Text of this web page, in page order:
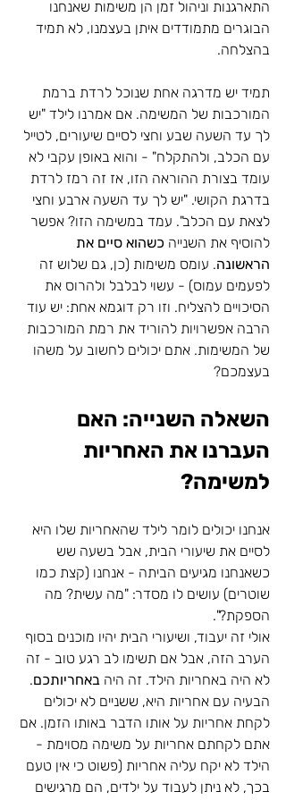
התארגנות וניהול זמן הן משימות שאנחנו
הבוגרים מתמודדים איתן בעצמנו, לא תמיד
בהצלחה.
תמיד יש מדרגה אחת שנוכל לרדת ברמת
המורכבות של המשימה. אם אמרנו לילד "יש
לך עד השעה שבע וחצי לסיים שיעורים, לטייל
עם הכלב, ולהתקלח" - והוא באופן עקבי לא
עומד בצורת ההוראה הזו, אז זה רמז לרדת
בדרגת הקושי. "יש לך עד השעה ארבע וחצי
לצאת עם הכלב". עמד במשימה הזו? אפשר
להוסיף את השנייה כשהוא סיים את
הראשונה. עומס משימות (כן, גם שלוש זה
לפעמים עמוס) - עשוי לבלבל ולהרוס את
הסיכויים להצליח. וזו רק דוגמא אחת: יש עוד
הרבה אפשרויות להוריד את רמת המורכבות
של המשימות. אתם יכולים לחשוב על משהו
בעצמכם?
השאלה השנייה: האם
העברנו את האחריות
למשימה?
אנחנו יכולים לומר לילד שהאחריות שלו היא
לסיים את שיעורי הבית, אבל בשעה שש
כשאנחנו מגיעים הביתה - אנחנו (קצת כמו
שוטרים) עושים לו מסדר: "מה עשית? מה
הספקת?".
אולי זה יעבוד, ושיעורי הבית יהיו מוכנים בסוף
הערב הזה, אבל אם תשימו לב רגע טוב - זה
לא היה באחריות הילד. זה היה באחריותכם.
הבעיה עם אחריות היא, ששניים לא יכולים
לקחת אחריות על אותו הדבר באותו הזמן. אם
אתם לקחתם אחריות על משימה מסוימת -
הילד לא יקח עליה אחריות (פשוט כי אין טעם
בכך, לא ניתן לעבוד על ילדים, הם מרגישים